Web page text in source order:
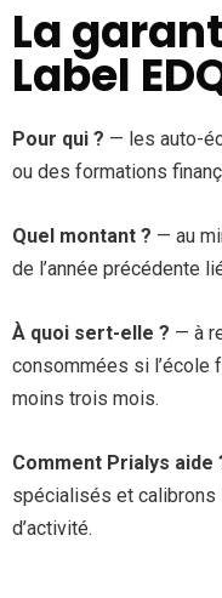
La
Label
Pour qui ? — les auto-
ou des formations
Quel montant ? — au
de l’année précédente
À quoi sert-elle ? — à
consommées si l’école
moins trois mois.
Comment Prialys aide
spécialisés et calibrons
d’activité.